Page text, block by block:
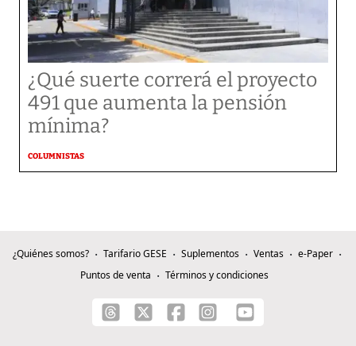
¿Qué suerte correrá el proyecto
491 que aumenta la pensión
mínima?
COLUMNISTAS
¿Quiénes somos? Tarifario GESE Suplementos Ventas
e-Paper
Puntos de venta
Términos y condiciones